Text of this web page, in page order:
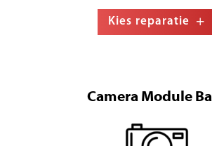
Kies reparatie
Camera Module